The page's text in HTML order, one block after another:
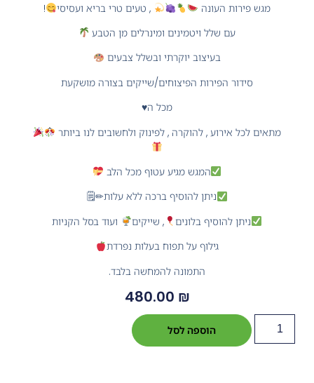
מגש פירות העונה
, טעים טרי בריא ועסיסי
!
עם שלל ויטמינים ומינרלים מן הטבע
בעיצוב יוקרתי ובשלל צבעים
סידור הפירות הפיצוחים/שייקים בצורה מושקעת
מכל ה♥️
מתאים לכל אירוע , להוקרה , לפינוק ולחשובים לנו ביותר
המגש מגיע עטוף מכל הלב
ניתן להוסיף ברכה ללא עלות✏🗒
ניתן להוסיף בלונים
, שייקים
ועוד בסל הקניות
גילוף על תפוח בעלות נפרדת
התמונה להמחשה בלבד.
480.00 ₪
הוספה לסל